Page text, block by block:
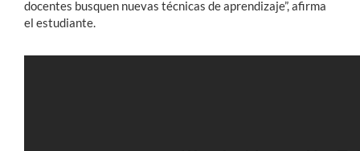
docentes busquen nuevas técnicas de aprendizaje”, afirma
el estudiante.